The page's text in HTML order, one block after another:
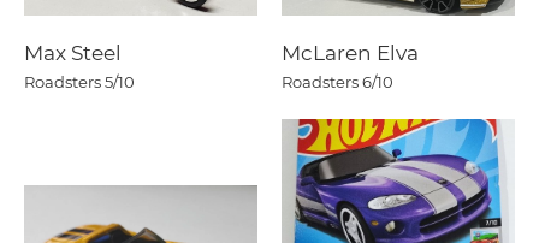
Max Steel
Roadsters5/10
McLaren Elva
Roadsters6/10